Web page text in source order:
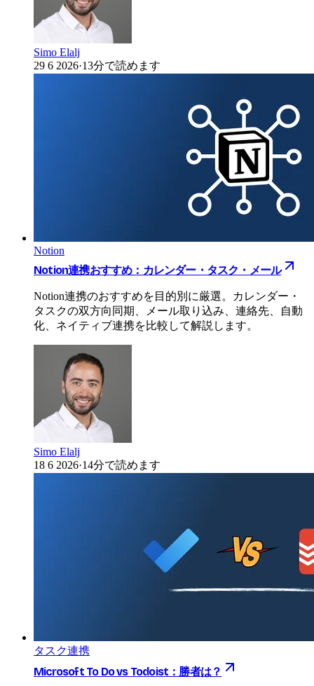
Simo Elalj
29 6 2026·13分で読めます
Notion
Notion連携おすすめ：カレンダー・タスク・メール
Notion連携のおすすめを目的別に厳選。カレンダー・
タスクの双方向同期、メール取り込み、連絡先、自動
化、ネイティブ連携を比較して解説します。
Simo Elalj
18 6 2026·14分で読めます
タスク連携
Microsoft To Do vs Todoist：勝者は？